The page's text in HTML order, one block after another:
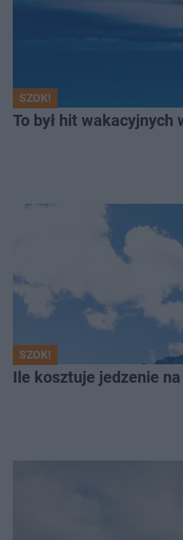
SZOK!
To był hit
SZOK!
Ile kosztuje jedzenie